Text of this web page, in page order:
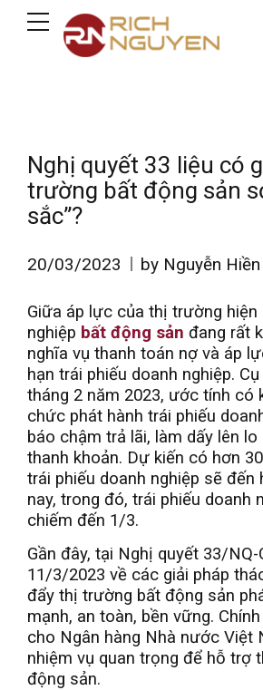
Nghị quyết 33 liệu có
trường bất động sản
sắc”?
20/03/2023 by Nguyễn
Giữa áp lực của thị trường hiện
nghiệp bất động sản đang rất
nghĩa vụ thanh toán nợ và áp
hạn trái phiếu doanh nghiệp.
tháng 2 năm 2023, ước tính có
chức phát hành trái phiếu
báo chậm trả lãi, làm dấy lên lo
thanh khoản. Dự kiến có hơn
trái phiếu doanh nghiệp sẽ đến
nay, trong đó, trái phiếu doanh
chiếm đến 1/3.
Gần đây, tại Nghị quyết 33/NQ-
11/3/2023 về các giải pháp
đẩy thị trường bất động sản
mạnh, an toàn, bền vững.
cho Ngân hàng Nhà nước Việt
nhiệm vụ quan trọng để hỗ trợ
động sản.